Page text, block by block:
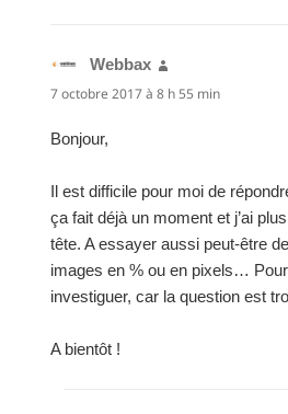
Webbax
7 octobre 2017 à 8 h 55 min
Bonjour,
Il est difficile pour moi de
ça fait déjà un moment et j’ai
tête. A essayer aussi peut-être
images en % ou en pixels…
investiguer, car la question est
A bientôt !